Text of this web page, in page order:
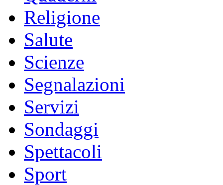
Religione
Salute
Scienze
Segnalazioni
Servizi
Sondaggi
Spettacoli
Sport